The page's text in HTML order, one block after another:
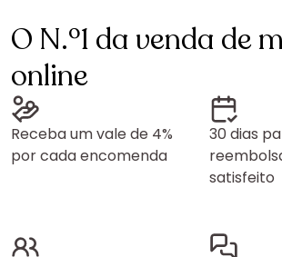
O N.º1 da venda de
online
Receba um vale de 4%
por cada encomenda
30 dias
satisfeito